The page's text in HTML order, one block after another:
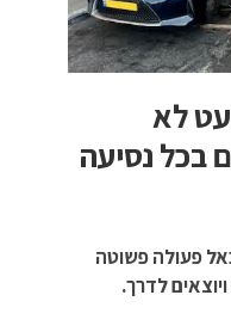
לא
בכל נסיעה
פעולה פשוטה
לדרך.